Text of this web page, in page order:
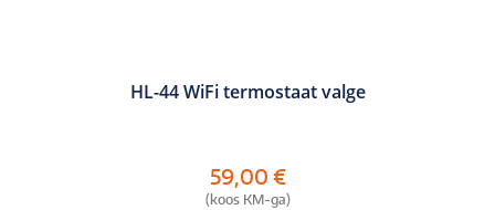
HL-44 WiFi termostaat valge
59,00 €
(koos KM-ga)